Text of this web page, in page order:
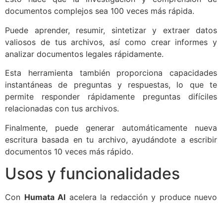
documentos complejos sea 100 veces más rápida.
Puede aprender, resumir, sintetizar y extraer datos
valiosos de tus archivos, así como crear informes y
analizar documentos legales rápidamente.
Esta herramienta también proporciona capacidades
instantáneas de preguntas y respuestas, lo que te
permite responder rápidamente preguntas difíciles
relacionadas con tus archivos.
Finalmente, puede generar automáticamente nueva
escritura basada en tu archivo, ayudándote a escribir
documentos 10 veces más rápido.
Usos y funcionalidades
Con Humata AI acelera la redacción y produce nuevo